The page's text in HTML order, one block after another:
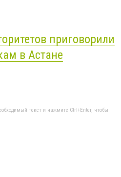
приговорили
в Астане
текст и нажмите Ctrl+Enter, чтобы